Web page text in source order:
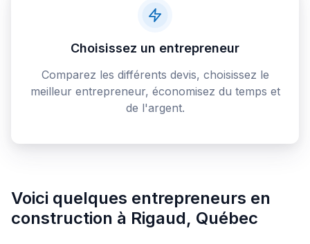
Choisissez un entrepreneur
Comparez les différents devis, choisissez le
meilleur entrepreneur, économisez du temps et
de l'argent.
Voici quelques entrepreneurs en
construction à Rigaud, Québec